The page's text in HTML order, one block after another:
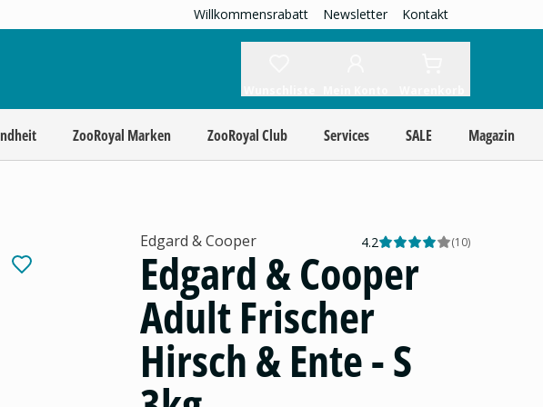
Willkommensrabatt Newsletter Kontakt
ZooRoyal Marken ZooRoyal Club Services SALE Magazin
Edgard & Cooper 4.2 (10)
Edgard & Cooper
Adult Frischer
Hirsch & Ente - S